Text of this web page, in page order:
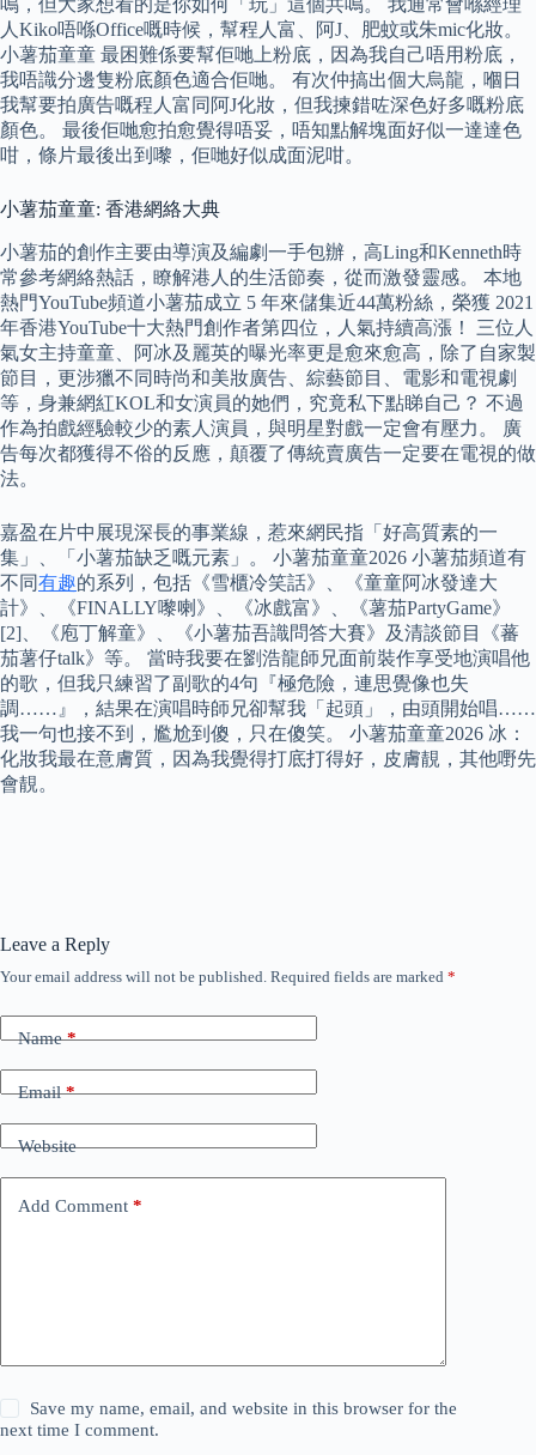
人Kiko唔喺Office嘅時候，幫程人富、阿J、肥蚊或朱mic化妝。
小薯茄童童 最困難係要幫佢哋上粉底，因為我自己唔用粉底，
我唔識分邊隻粉底顏色適合佢哋。 有次仲搞出個大烏龍，嗰日
我幫要拍廣告嘅程人富同阿J化妝，但我揀錯咗深色好多嘅粉底
顏色。 最後佢哋愈拍愈覺得唔妥，唔知點解塊面好似一達達色
咁，條片最後出到嚟，佢哋好似成面泥咁。
小薯茄童童: 香港網絡大典
小薯茄的創作主要由導演及編劇一手包辦，高Ling和Kenneth時
常參考網絡熱話，瞭解港人的生活節奏，從而激發靈感。 本地
熱門YouTube頻道小薯茄成立 5 年來儲集近44萬粉絲，榮獲 2021
年香港YouTube十大熱門創作者第四位，人氣持續高漲！ 三位人
氣女主持童童、阿冰及麗英的曝光率更是愈來愈高，除了自家製
節目，更涉獵不同時尚和美妝廣告、綜藝節目、電影和電視劇
等，身兼網紅KOL和女演員的她們，究竟私下點睇自己？ 不過
作為拍戲經驗較少的素人演員，與明星對戲一定會有壓力。 廣
告每次都獲得不俗的反應，顛覆了傳統賣廣告一定要在電視的做
法。
嘉盈在片中展現深長的事業線，惹來網民指「好高質素的一
集」、「小薯茄缺乏嘅元素」。 小薯茄童童2026 小薯茄頻道有
不同有趣的系列，包括《雪櫃冷笑話》、《童童阿冰發達大
計》、《FINALLY嚟喇》、《冰戲富》、《薯茄PartyGame》
[2]、《庖丁解童》、《小薯茄吾識問答大賽》及清談節目《蕃
茄薯仔talk》等。 當時我要在劉浩龍師兄面前裝作享受地演唱他
的歌，但我只練習了副歌的4句『極危險，連思覺像也失
調……』，結果在演唱時師兄卻幫我「起頭」，由頭開始唱……
我一句也接不到，尷尬到傻，只在傻笑。 小薯茄童童2026 冰：
化妝我最在意膚質，因為我覺得打底打得好，皮膚靚，其他嘢先
會靚。
Leave a Reply
Your email address will not be published. Required fields are marked *
Name*
Email*
Website
Add Comment *
Save my name, email, and website in this browser for the
next time I comment.